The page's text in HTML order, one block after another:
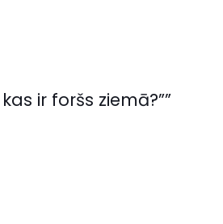
ir foršs ziemā?””